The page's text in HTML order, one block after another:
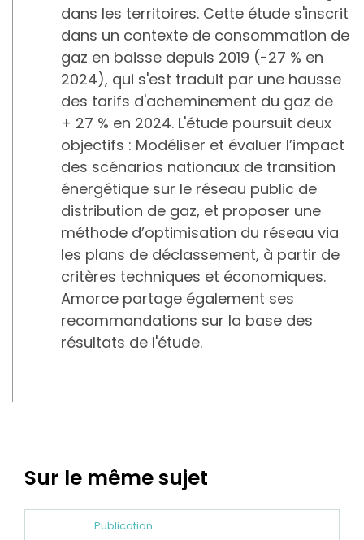
dans les territoires. Cette étude s'inscrit
dans un contexte de consommation de
gaz en baisse depuis 2019 (-27 % en
2024), qui s'est traduit par une hausse
des tarifs d'acheminement du gaz de
+ 27 % en 2024. L'étude poursuit deux
objectifs : Modéliser et évaluer l’impact
des scénarios nationaux de transition
énergétique sur le réseau public de
distribution de gaz, et proposer une
méthode d’optimisation du réseau via
les plans de déclassement, à partir de
critères techniques et économiques.
Amorce partage également ses
recommandations sur la base des
résultats de l'étude.
Sur le même sujet
Publication